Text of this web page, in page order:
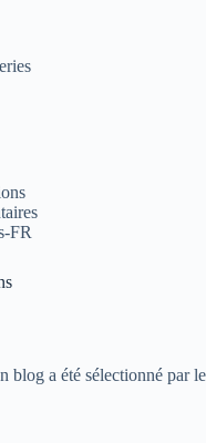
FR
blog a été sélectionné par